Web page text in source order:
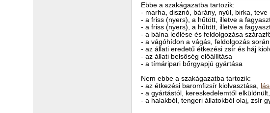
Ebbe a szakágazatba tartozik:
- marha, disznó, bárány, nyúl, birka,
- a friss (nyers), a hűtött, illetve a
- a friss (nyers), a hűtött, illetve a
- a bálna leölése és feldolgozása
- a vágóhídon a vágás, feldolgozás
- az állati eredetű étkezési zsír és háj
- az állati belsőség előállítása
- a tímáripari bőrgyapjú gyártása
Nem ebbe a szakágazatba tartozik:
- az étkezési baromfizsír kiolvasztása,
- a gyártástól, kereskedelemtől
- a halakból, tengeri állatokból olaj, zsír